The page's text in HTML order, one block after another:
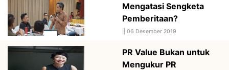
Mengatasi Sengketa
Pemberitaan?
06 Desember 2019
PR Value Bukan untuk
Mengukur PR